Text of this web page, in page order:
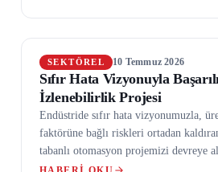
SEKTÖREL 10 Temmuz 2026
Sıfır Hata Vizyonuyla
İzlenebilirlik Projesi
Endüstride sıfır hata vizyonumuzla,
faktörüne bağlı riskleri ortadan
tabanlı otomasyon projemizi devreye
senkronizasyonu, kullanıcı dostu HMI